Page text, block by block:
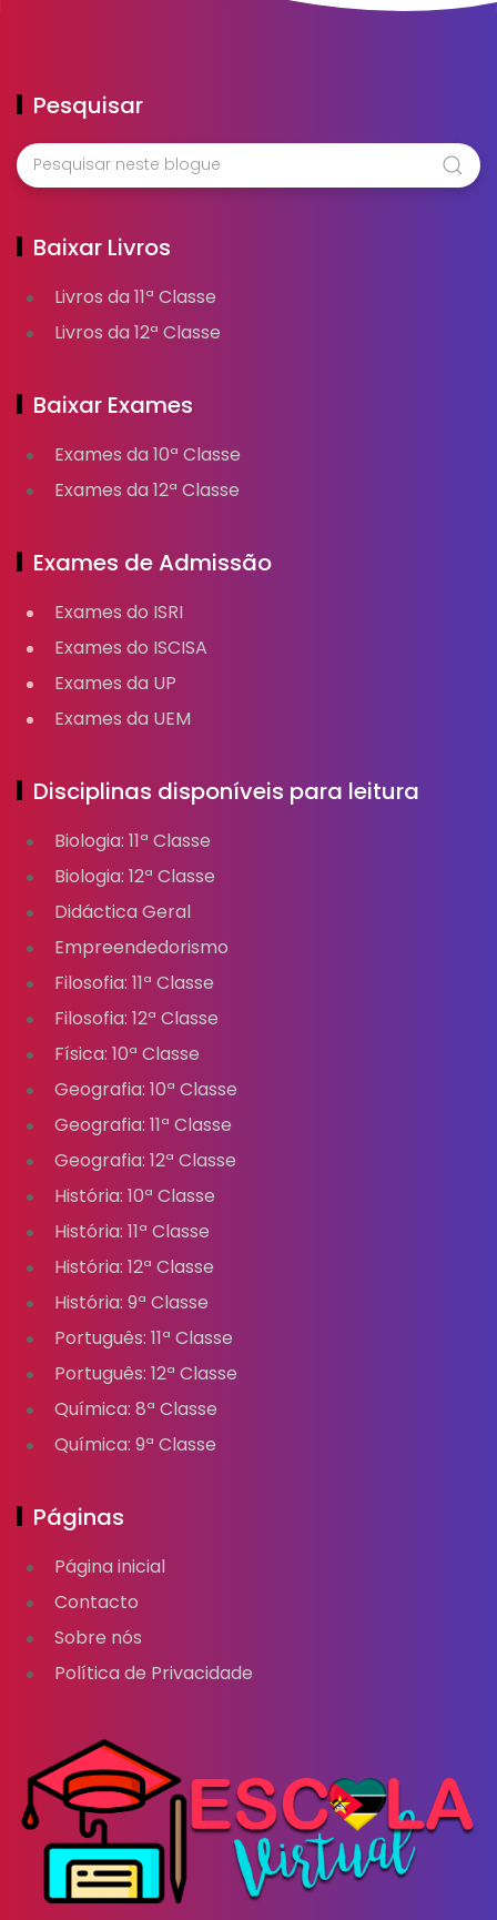
Pesquisar
Baixar Livros
Livros da 11ª Classe
Livros da 12ª Classe
Baixar Exames
Exames da 10ª Classe
Exames da 12ª Classe
Exames de Admissão
Exames do ISRI
Exames do ISCISA
Exames da UP
Exames da UEM
Disciplinas disponíveis para leitura
Biologia: 11ª Classe
Biologia: 12ª Classe
Didáctica Geral
Empreendedorismo
Filosofia: 11ª Classe
Filosofia: 12ª Classe
Física: 10ª Classe
Geografia: 10ª Classe
Geografia: 11ª Classe
Geografia: 12ª Classe
História: 10ª Classe
História: 11ª Classe
História: 12ª Classe
História: 9ª Classe
Português: 11ª Classe
Português: 12ª Classe
Química: 8ª Classe
Química: 9ª Classe
Páginas
Página inicial
Contacto
Sobre nós
Política de Privacidade